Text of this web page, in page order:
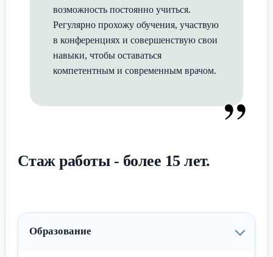
возможность постоянно учиться.
Регулярно прохожу обучения, участвую
в конференциях и совершенствую свои
навыки, чтобы оставаться
компетентным и современным врачом.
”
Стаж работы - более 15 лет.
Образование